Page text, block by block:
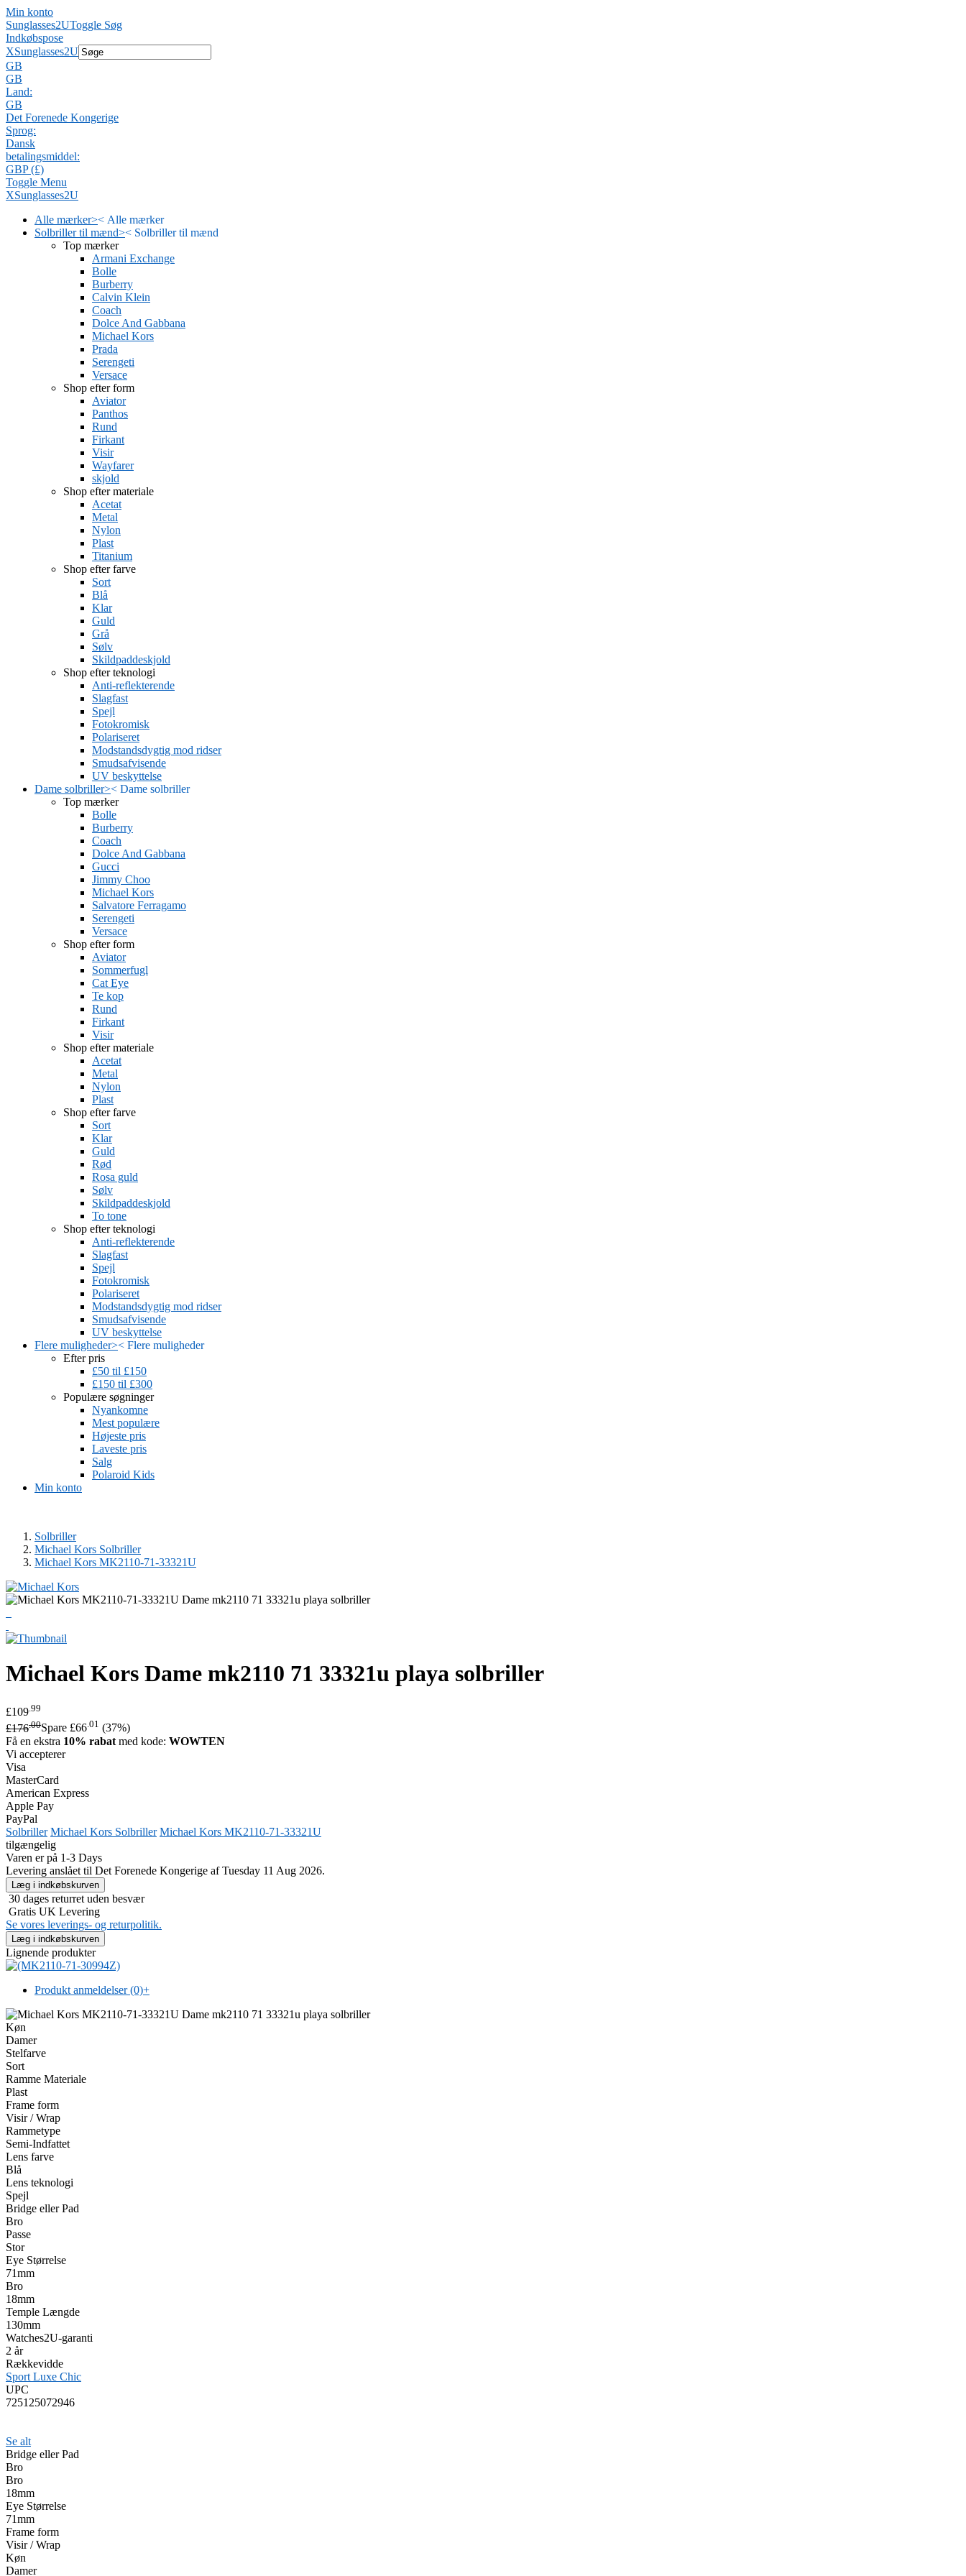
Min konto
Sunglasses2UToggle Søg
Indkøbspose
XSunglasses2U
GB
GB
Land:
GB
Det Forenede Kongerige
Sprog:
Dansk
betalingsmiddel:
GBP (£)
Toggle Menu
XSunglasses2U
Alle mærker>< Alle mærker
Solbriller til mænd>< Solbriller til mænd
Top mærker
Armani Exchange
Bolle
Burberry
Calvin Klein
Coach
Dolce And Gabbana
Michael Kors
Prada
Serengeti
Versace
Shop efter form
Aviator
Panthos
Rund
Firkant
Visir
Wayfarer
skjold
Shop efter materiale
Acetat
Metal
Nylon
Plast
Titanium
Shop efter farve
Sort
Blå
Klar
Guld
Grå
Sølv
Skildpaddeskjold
Shop efter teknologi
Anti-reflekterende
Slagfast
Spejl
Fotokromisk
Polariseret
Modstandsdygtig mod ridser
Smudsafvisende
UV beskyttelse
Dame solbriller>< Dame solbriller
Top mærker
Bolle
Burberry
Coach
Dolce And Gabbana
Gucci
Jimmy Choo
Michael Kors
Salvatore Ferragamo
Serengeti
Versace
Shop efter form
Aviator
Sommerfugl
Cat Eye
Te kop
Rund
Firkant
Visir
Shop efter materiale
Acetat
Metal
Nylon
Plast
Shop efter farve
Sort
Klar
Guld
Rød
Rosa guld
Sølv
Skildpaddeskjold
To tone
Shop efter teknologi
Anti-reflekterende
Slagfast
Spejl
Fotokromisk
Polariseret
Modstandsdygtig mod ridser
Smudsafvisende
UV beskyttelse
Flere muligheder>< Flere muligheder
Efter pris
£50 til £150
£150 til £300
Populære søgninger
Nyankomne
Mest populære
Højeste pris
Laveste pris
Salg
Polaroid Kids
Min konto
Solbriller
Michael Kors Solbriller
Michael Kors MK2110-71-33321U
Michael Kors Dame mk2110 71 33321u playa solbriller
£109 .99
£176.00Spare £66.01 (37%)
Få en ekstra 10% rabat med kode: WOWTEN
Vi accepterer
Visa
MasterCard
American Express
Apple Pay
PayPal
Solbriller Michael Kors Solbriller Michael Kors MK2110-71-33321U
tilgængelig
Varen er på 1-3 Days
Levering anslået til Det Forenede Kongerige af Tuesday 11 Aug 2026.
30 dages returret uden besvær
Gratis UK Levering
Se vores leverings- og returpolitik.
Lignende produkter
Produkt anmeldelser (0)+
Køn
Damer
Stelfarve
Sort
Ramme Materiale
Plast
Frame form
Visir / Wrap
Rammetype
Semi-Indfattet
Lens farve
Blå
Lens teknologi
Spejl
Bridge eller Pad
Bro
Passe
Stor
Eye Størrelse
71mm
Bro
18mm
Temple Længde
130mm
Watches2U-garanti
2 år
Rækkevidde
Sport Luxe Chic
UPC
725125072946
Se alt
Bridge eller Pad
Bro
Bro
18mm
Eye Størrelse
71mm
Frame form
Visir / Wrap
Køn
Damer